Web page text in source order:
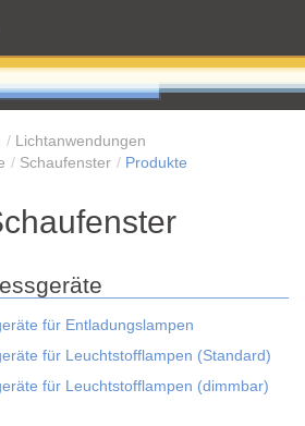
Lichtanwendungen
Schaufenster Produkte
für Entladungslampen
für Leuchtstofflampen (Standard)
für Leuchtstofflampen (dimmbar)